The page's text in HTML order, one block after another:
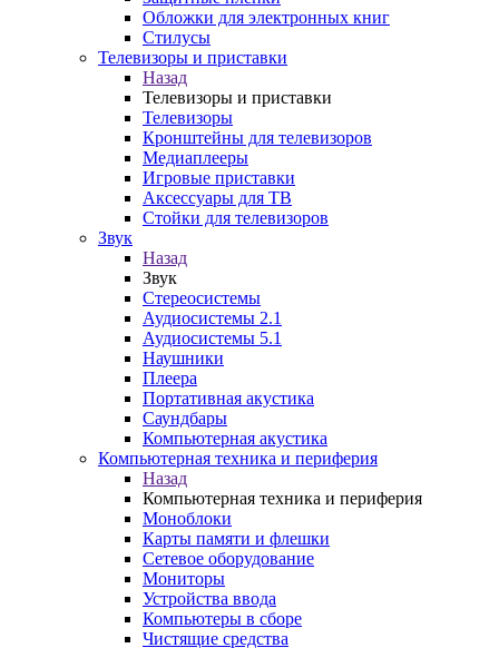
Обложки для электронных книг
Стилусы
Телевизоры и приставки
Назад
Телевизоры и приставки
Телевизоры
Кронштейны для телевизоров
Медиаплееры
Игровые приставки
Аксессуары для ТВ
Стойки для телевизоров
Звук
Назад
Звук
Стереосистемы
Аудиосистемы 2.1
Аудиосистемы 5.1
Наушники
Плеера
Портативная акустика
Саундбары
Компьютерная акустика
Компьютерная техника и периферия
Назад
Компьютерная техника и периферия
Моноблоки
Карты памяти и флешки
Сетевое оборудование
Мониторы
Устройства ввода
Компьютеры в сборе
Чистящие средства